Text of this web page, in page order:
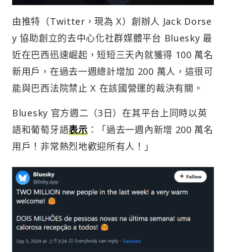
由推特（Twitter，現為 X）創辦人 Jack Dorse
y 協助創立的去中心化社群媒體平台 Bluesky 最
近在巴西迅速崛起，短短三天內就獲得 100 萬名
新用戶，在過去一週總計增加 200 萬人，這很可
能與巴西法院禁止 X 在該國營運的裁決有關。
Bluesky 官方週二（3日）在其平台上同時以英
語和葡萄牙語表示：「過去一週內新增 200 萬名
用戶！非常熱烈地歡迎所有人！」